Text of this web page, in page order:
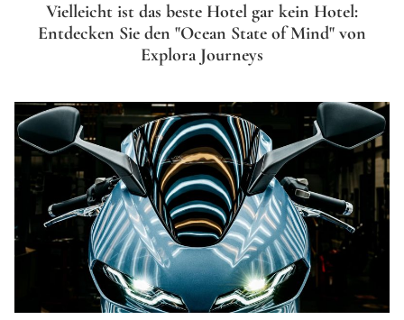
Vielleicht ist das beste Hotel gar kein Hotel:
Entdecken Sie den "Ocean State of Mind" von
Explora Journeys